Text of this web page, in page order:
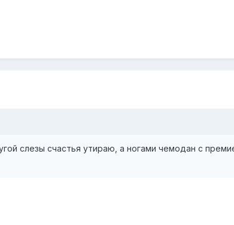
слезы счастья утираю, а ногами чемодан с